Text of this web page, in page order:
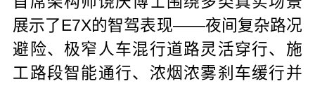
展示了E7X的智驾表现——夜间复杂路况
避险、极窄人车混行道路灵活穿行、施
工路段智能通行、浓烟浓雾刹车缓行并